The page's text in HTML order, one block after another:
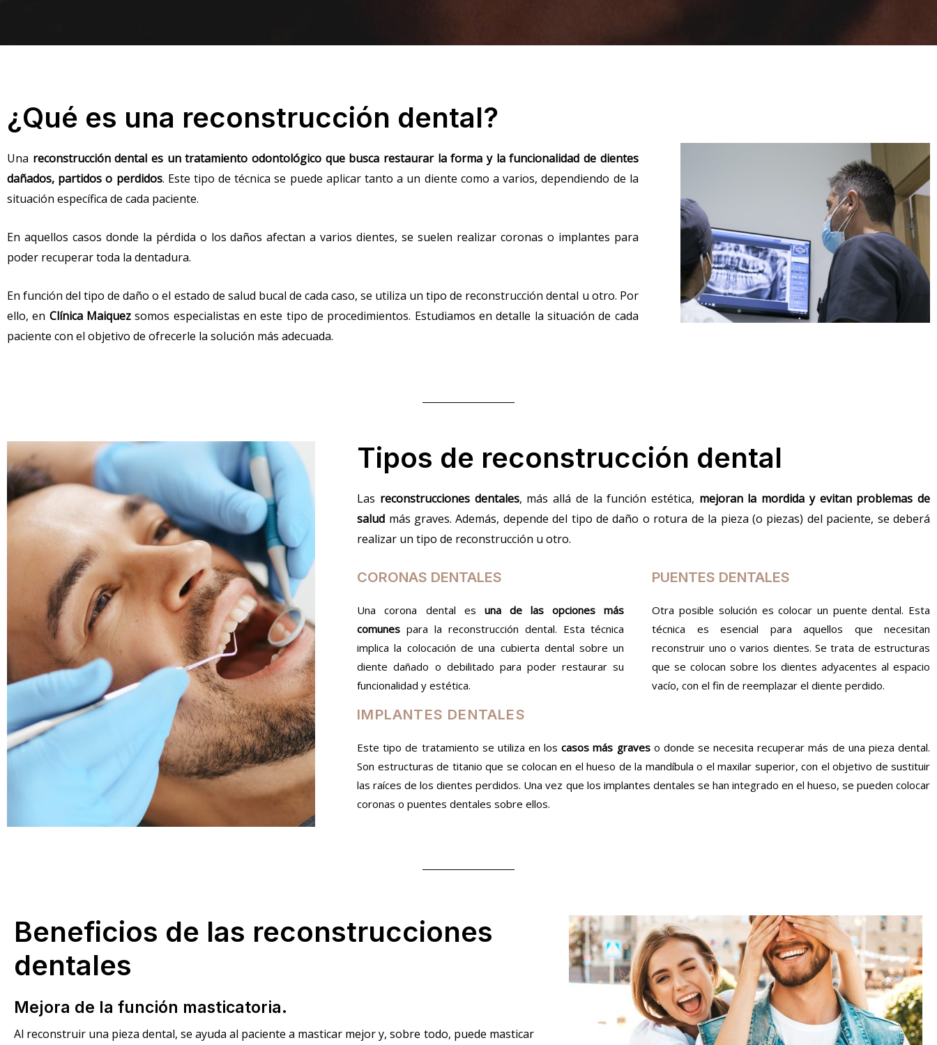
¿Qué es una reconstrucción dental?
Una reconstrucción dental es un tratamiento odontológico que busca restaurar la forma y la funcionalidad de dientes
dañados, partidos o perdidos. Este tipo de técnica se puede aplicar tanto a un diente como a varios, dependiendo de la
situación específica de cada paciente.
En aquellos casos donde la pérdida o los daños afectan a varios dientes, se suelen realizar coronas o implantes para
poder recuperar toda la dentadura.
En función del tipo de daño o el estado de salud bucal de cada caso, se utiliza un tipo de reconstrucción dental u otro. Por
ello, en Clínica Maiquezsomos especialistas en este tipo de procedimientos. Estudiamos en detalle la situación de cada
paciente con el objetivo de ofrecerle la solución más adecuada.
Tipos de reconstrucción dental
Las reconstrucciones dentales, más allá de la función estética, mejoran la mordida y evitan problemas de
salud más graves. Además, depende del tipo de daño o rotura de la pieza (o piezas) del paciente, se deberá
realizar un tipo de reconstrucción u otro.
CORONAS DENTALES
Una corona dental es una de las opciones más
comunes para la reconstrucción dental. Esta técnica
implica la colocación de una cubierta dental sobre un
diente dañado o debilitado para poder restaurar su
funcionalidad y estética.
PUENTES DENTALES
Otra posible solución es colocar un puente dental. Esta
técnica es esencial para aquellos que necesitan
reconstruir uno o varios dientes. Se trata de estructuras
que se colocan sobre los dientes adyacentes al espacio
vacío, con el fin de reemplazar el diente perdido.
IMPLANTES DENTALES
Este tipo de tratamiento se utiliza en loscasos más graves o donde se necesita recuperar más de una pieza dental.
Son estructuras de titanio que se colocan en el hueso de la mandíbula o el maxilar superior, con el objetivo de sustituir
las raíces de los dientes perdidos. Una vez que los implantes dentales se han integrado en el hueso, se pueden colocar
coronas o puentes dentales sobre ellos.
Beneficios de las reconstrucciones
dentales
Mejora de la función masticatoria.
Al reconstruir una pieza dental, se ayuda al paciente a masticar mejor y, sobre todo, puede masticar